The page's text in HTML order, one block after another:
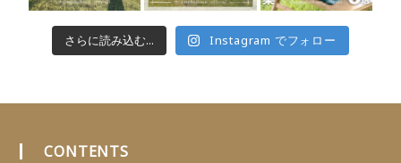
さらに読み込む... Instagram でフォロー
CONTENTS